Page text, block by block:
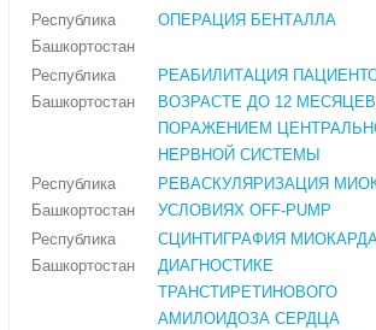
Республика
Башкортостан
ОПЕРАЦИЯ БЕНТАЛЛА
Республика
Башкортостан
РЕАБИЛИТАЦИЯ
ВОЗРАСТЕ ДО 12
ПОРАЖЕНИЕМ
НЕРВНОЙ СИСТЕМЫ
Республика
Башкортостан
РЕВАСКУЛЯРИЗАЦИЯ
УСЛОВИЯХ OFF-PUMP
Республика
Башкортостан
СЦИНТИГРАФИЯ
ДИАГНОСТИКЕ
ТРАНСТИРЕТИНОВОГО
АМИЛОИДОЗА СЕРДЦА